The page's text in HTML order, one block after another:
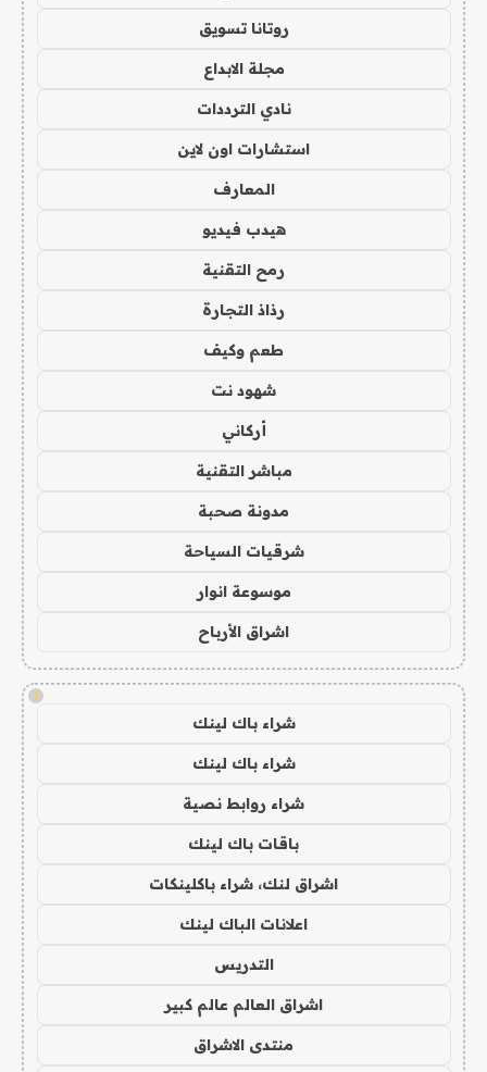
روتانا تسويق
مجلة الابداع
نادي الترددات
استشارات اون لاين
المعارف
هيدب فيديو
رمح التقنية
رذاذ التجارة
طعم وكيف
شهود نت
أركاني
مباشر التقنية
مدونة صحبة
شرقيات السياحة
موسوعة انوار
اشراق الأرباح
!
شراء باك لينك
شراء باك لينك
شراء روابط نصية
باقات باك لينك
اشراق لنك، شراء باكلينكات
اعلانات الباك لينك
التدريس
اشراق العالم عالم كبير
منتدى الاشراق